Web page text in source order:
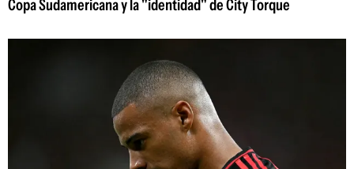
Copa Sudamericana y la "identidad" de City Torque